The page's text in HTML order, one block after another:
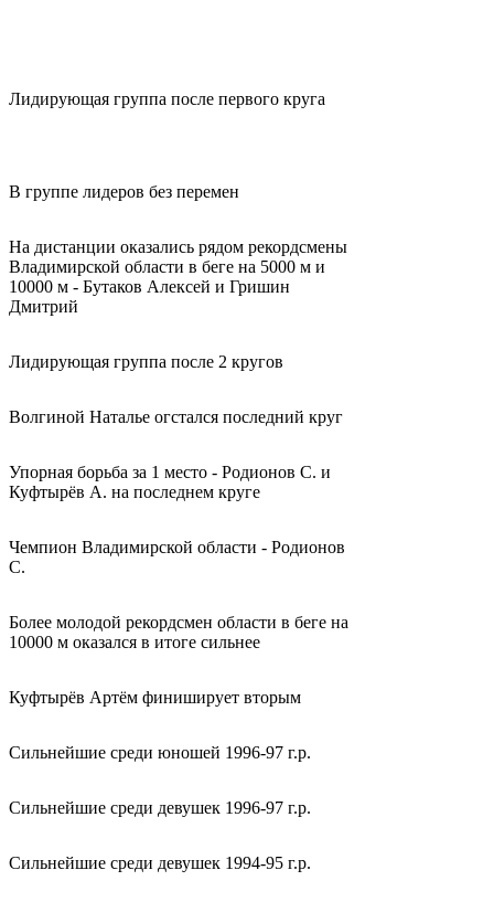
Лидирующая группа после первого круга
В группе лидеров без перемен
На дистанции оказались рядом рекордсмены
Владимирской области в беге на 5000 м и
10000 м - Бутаков Алексей и Гришин
Дмитрий
Лидирующая группа после 2 кругов
Волгиной Наталье огстался последний круг
Упорная борьба за 1 место - Родионов С. и
Куфтырёв А. на последнем круге
Чемпион Владимирской области - Родионов
С.
Более молодой рекордсмен области в беге на
10000 м оказался в итоге сильнее
Куфтырёв Артём финиширует вторым
Сильнейшие среди юношей 1996-97 г.р.
Сильнейшие среди девушек 1996-97 г.р.
Сильнейшие среди девушек 1994-95 г.р.